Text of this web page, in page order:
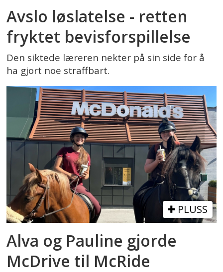
Avslo løslatelse - retten
fryktet bevisforspillelse
Den siktede læreren nekter på sin side for å
ha gjort noe straffbart.
PLUSS
Alva og Pauline gjorde
McDrive til McRide